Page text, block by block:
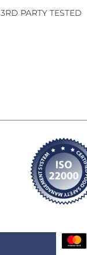
3RD PARTY TESTED